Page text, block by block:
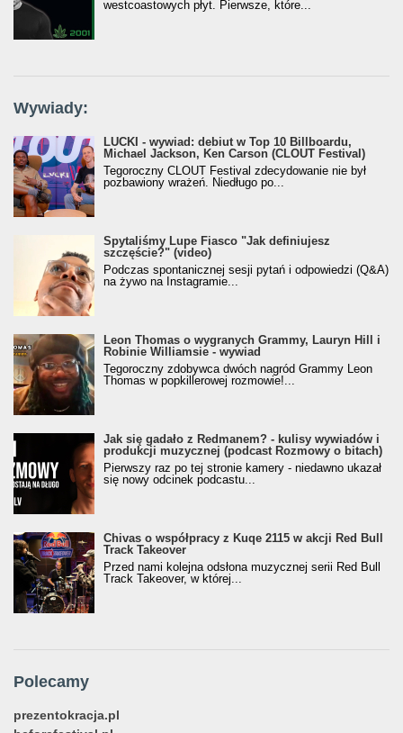
westcoastowych płyt. Pierwsze, które...
Wywiady:
LUCKI - wywiad: debiut w Top 10 Billboardu,
Michael Jackson, Ken Carson (CLOUT Festival)
Tegoroczny CLOUT Festival zdecydowanie nie był
pozbawiony wrażeń. Niedługo po...
Spytaliśmy Lupe Fiasco "Jak definiujesz
szczęście?" (video)
Podczas spontanicznej sesji pytań i odpowiedzi (Q&A)
na żywo na Instagramie...
Leon Thomas o wygranych Grammy, Lauryn Hill i
Robinie Williamsie - wywiad
Tegoroczny zdobywca dwóch nagród Grammy Leon
Thomas w popkillerowej rozmowie!...
Jak się gadało z Redmanem? - kulisy wywiadów i
produkcji muzycznej (podcast Rozmowy o bitach)
Pierwszy raz po tej stronie kamery - niedawno ukazał
się nowy odcinek podcastu...
Chivas o współpracy z Kuqe 2115 w akcji Red Bull
Track Takeover
Przed nami kolejna odsłona muzycznej serii Red Bull
Track Takeover, w której...
Polecamy
prezentokracja.pl